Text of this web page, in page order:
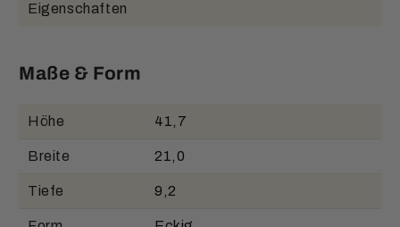
Eigenschaften
Maße & Form
Höhe 41,7
Breite 21,0
Tiefe 9,2